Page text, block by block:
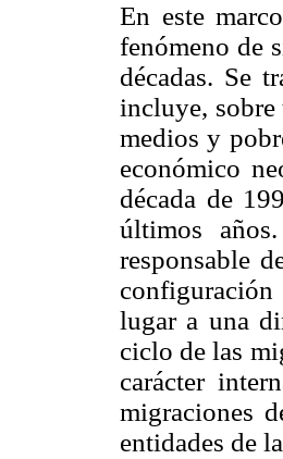
En este
fenómeno de
décadas. Se
incluye, sobre
medios y
económico
década de
últimos
responsable
configuración
lugar a una
ciclo de las
carácter
migraciones
entidades de